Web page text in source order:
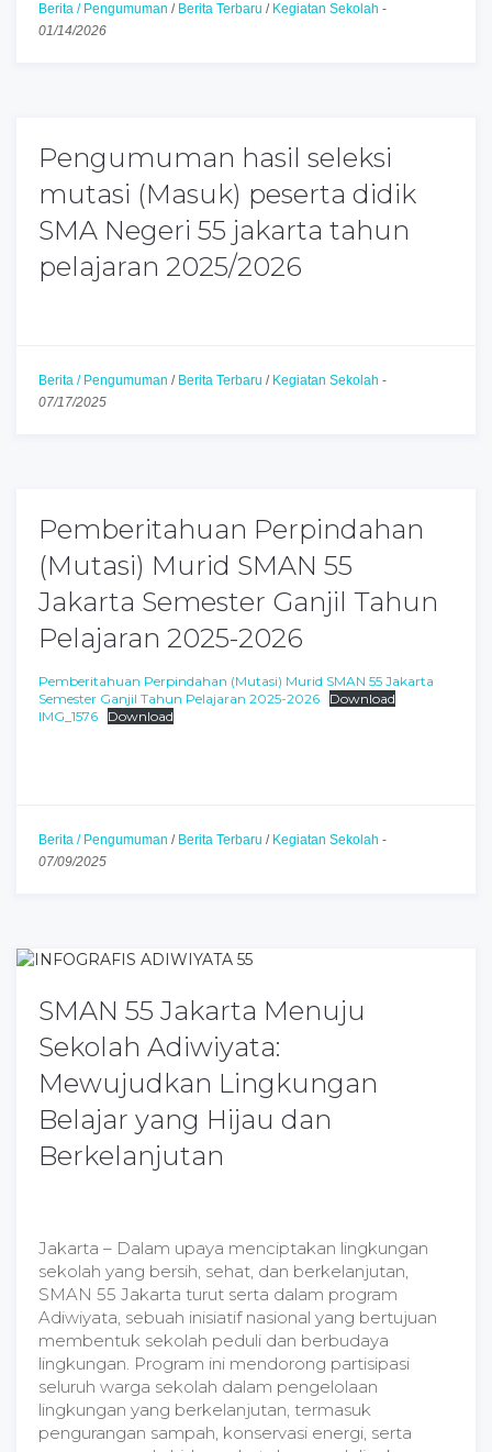
Berita / Pengumuman / Berita Terbaru / Kegiatan Sekolah -
01/14/2026
Pengumuman hasil seleksi
mutasi (Masuk) peserta didik
SMA Negeri 55 jakarta tahun
pelajaran 2025/2026
Berita / Pengumuman / Berita Terbaru / Kegiatan Sekolah -
07/17/2025
Pemberitahuan Perpindahan
(Mutasi) Murid SMAN 55
Jakarta Semester Ganjil Tahun
Pelajaran 2025-2026
Pemberitahuan Perpindahan (Mutasi) Murid SMAN 55 Jakarta
Semester Ganjil Tahun Pelajaran 2025-2026
Download
IMG_1576
Download
Berita / Pengumuman / Berita Terbaru / Kegiatan Sekolah -
07/09/2025
SMAN 55 Jakarta Menuju
Sekolah Adiwiyata:
Mewujudkan Lingkungan
Belajar yang Hijau dan
Berkelanjutan
Jakarta – Dalam upaya menciptakan lingkungan
sekolah yang bersih, sehat, dan berkelanjutan,
SMAN 55 Jakarta turut serta dalam program
Adiwiyata, sebuah inisiatif nasional yang bertujuan
membentuk sekolah peduli dan berbudaya
lingkungan. Program ini mendorong partisipasi
seluruh warga sekolah dalam pengelolaan
lingkungan yang berkelanjutan, termasuk
pengurangan sampah, konservasi energi, serta